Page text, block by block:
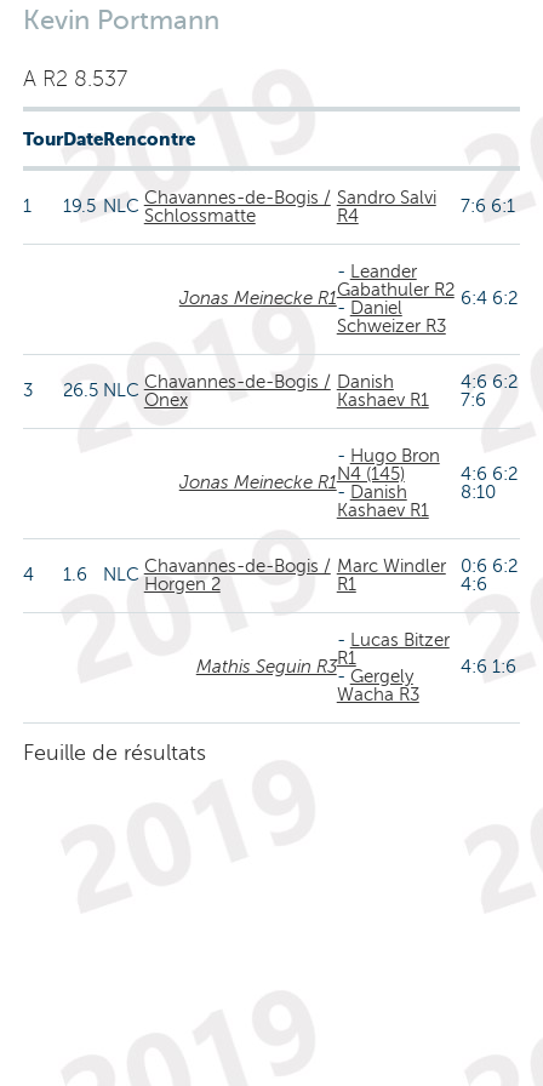
Kevin Portmann
A R2 8.537
TourDateRencontre
1 19.5 NLCChavannes-de-Bogis /
Schlossmatte
Sandro Salvi
R4
7:6 6:1
Jonas Meinecke R1
-
Leander
Gabathuler R2
- Daniel
Schweizer R3
6:4 6:2
3 26.5 NLCChavannes-de-Bogis /
Onex
Danish
Kashaev R1
4:6 6:2
7:6
Jonas Meinecke R1
- Hugo Bron
N4 (145)
- Danish
Kashaev R1
4:6 6:2
8:10
4 1.6 NLCChavannes-de-Bogis /
Horgen 2
Marc Windler
R1
0:6 6:2
4:6
Mathis Seguin R3
-
Lucas Bitzer
R1
- Gergely
Wacha R3
4:6 1:6
Feuille de résultats